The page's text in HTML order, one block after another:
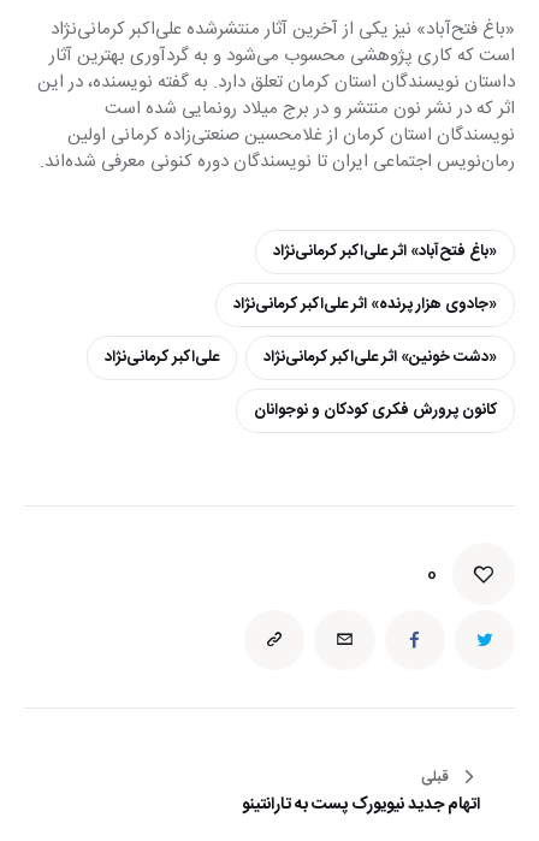
«باغ فتح‌آباد» نیز یکی از آخرین آثار منتشرشده علی‌ا‌کبر کرمانی‌نژاد
است که کاری پژوهشی محسوب می‌شود و به گردآوری بهترین آثار
داستان نویسندگان استان کرمان تعلق دارد. به گفته نویسنده، در این
اثر که در نشر نون منتشر و در برج میلاد رونمایی شده است
نویسندگان استان کرمان از غلامحسین صنعتی‌زاده کرمانی اولین
رمان‌نویس اجتماعی ایران تا نویسندگان دوره کنونی معرفی شده‌اند.
«باغ فتح‌آباد» اثر علی‌ا‌کبر کرمانی‌نژاد
«جادوی هزار پرنده» اثر علی‌اکبر کرمانی‌نژاد
«دشت خونین» اثر علی‌ا‌کبر کرمانی‌نژاد
علی‌اکبر کرمانی‌نژاد
کانون پرورش فکری کودکان و نوجوانان
0
راهبری
نوشته
قبلی
اتهام جديد نيويورک پست به تارانتينو